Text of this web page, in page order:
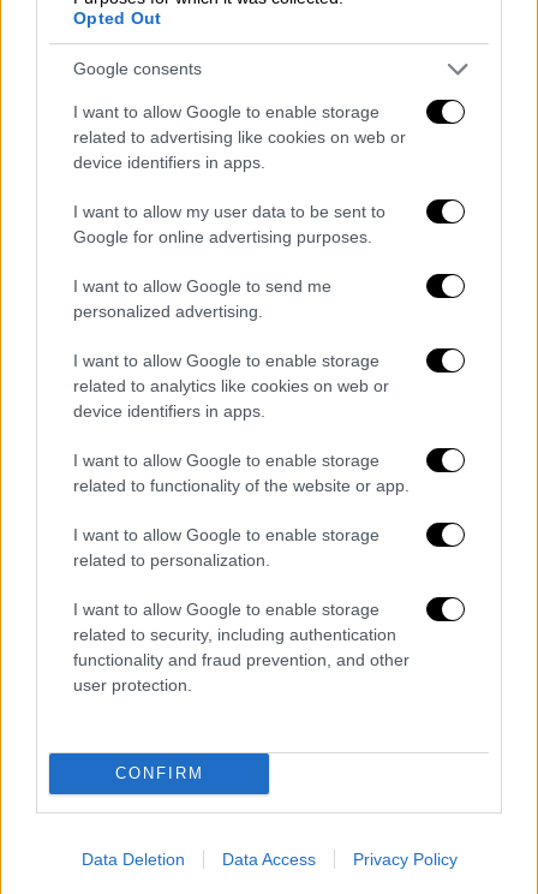
Opted Out
Google consents
I want to allow Google to enable storage
related to advertising like cookies on web or
device identifiers in apps.
I want to allow my user data to be sent to
Google for online advertising purposes.
I want to allow Google to send me
personalized advertising.
I want to allow Google to enable storage
related to analytics like cookies on web or
device identifiers in apps.
I want to allow Google to enable storage
related to functionality of the website or app.
I want to allow Google to enable storage
related to personalization.
I want to allow Google to enable storage
related to security, including authentication
functionality and fraud prevention, and other
user protection.
CONFIRM
Data Deletion Data Access Privacy Policy
Αναφορικά με τιςδημοσκοπήσειςκαι τους
ισχυρισμούς στελεχών της ΝΔ ότι ο
Αντώνης Σαμαράς είναι εμπόδιο για την
αυτοδυναμία, λέει: «Η αυτοδυναμία θέλει
πράγματα και αυτοί έκαναν τα αντίθετα».
την ηγεσία για «επιχειρήματα προέδρου
Εδεσσαϊκού».
Αυτοδύναμη ΝΔ...#AntonisSamaras
#ekloges #εγωπουκολλαω
#δημοσκοπησεις
— Σαμαράς Αντώνης
(@samaras_antonis)July 5, 2026
Τα σχολιά σας δημοσιεύονται άμεσα με δική σας ευθύνη. Το
ΕΘΝΟΣ θα παρεμβαίνει και τα προσβλητικά σχόλια θα
διαγράφονται